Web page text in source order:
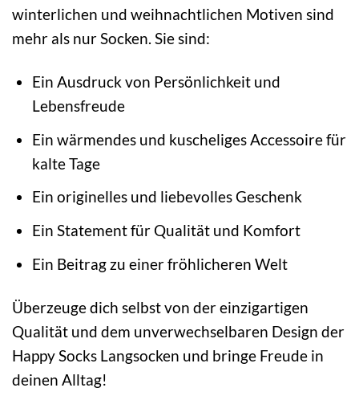
winterlichen und weihnachtlichen Motiven sind
mehr als nur Socken. Sie sind:
Ein Ausdruck von Persönlichkeit und
Lebensfreude
Ein wärmendes und kuscheliges Accessoire für
kalte Tage
Ein originelles und liebevolles Geschenk
Ein Statement für Qualität und Komfort
Ein Beitrag zu einer fröhlicheren Welt
Überzeuge dich selbst von der einzigartigen
Qualität und dem unverwechselbaren Design der
Happy Socks Langsocken und bringe Freude in
deinen Alltag!